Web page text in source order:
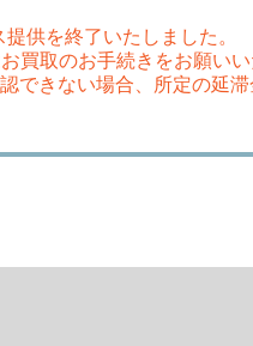
供を終了いたしました。
買取のお手続きをお願いい
きない場合、所定の延